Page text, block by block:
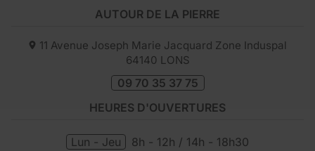
AUTOUR DE LA PIERRE
11 Avenue Joseph Marie Jacquard Zone Induspal
64140 LONS
09 70 35 37 75
HEURES D'OUVERTURES
Lun - Jeu
8h - 12h / 14h - 18h30